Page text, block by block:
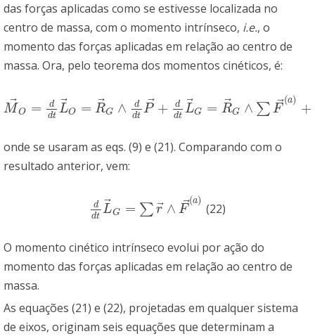
das forças aplicadas como se estivesse localizada no
centro de massa, com o momento intrínseco, i.e., o
momento das forças aplicadas em relação ao centro de
massa. Ora, pelo teorema dos momentos cinéticos, é:
M⃗
O =
d
dt
L⃗
O = R⃗
G ∧
d
dt
P +
d
dt
L⃗
G = R⃗
G ∧ ∑ F⃗
(a)
+
M→O=d dtL→O=R→G ∧d dtP→+d dtL→G=R →G ∧∑ F→(a)+ d dt
onde se usaram as eqs. (9) e (21). Comparando com o
resultado anterior, vem:
d
dt
LG = ∑ r⃗ ∧ F⃗
(a)
ddtL→ G= ∑r →∧F→(a ) (22)
O momento cinético intrínseco evolui por ação do
momento das forças aplicadas em relação ao centro de
massa.
As equações (21) e (22), projetadas em qualquer sistema
de eixos, originam seis equações que determinam a